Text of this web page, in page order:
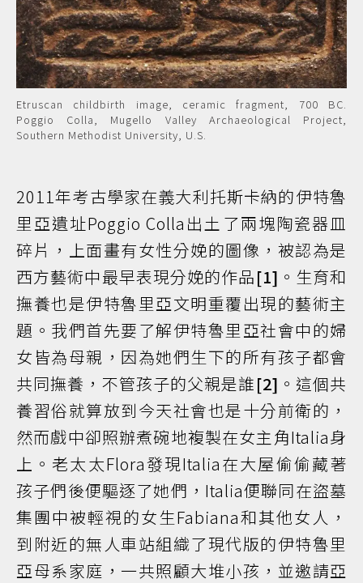
Etruscan childbirth image, ceramic fragment, 700 BC.
Poggio Colla, Mugello Valley Archaeological Project,
Southern Methodist University, U.S.
2011年考古學家在義大利托斯卡納的伊特魯
里亞遺址Poggio Colla出土了兩塊陶瓷器皿
碎片，上面畫有女性分娩的圖像，被認為是
西方藝術中最早表現分娩的作品[1] 。生育和
撫養也是伊特魯里亞文明重覆出現的藝術主
題。我們首先要了解伊特魯里亞社會中的婦
女皆為母親，因為她們生下的所有孩子都會
共同撫養，不管孩子的父親是誰[2] 。這個共
養習俗就算放到今天社會也是十分前衛的，
然而戲中卻照辦煮碗地複製在女主角Italia身
上。老太太Flora發現Italia在大屋偷偷藏著
孩子們後便驅逐了她們，Italia便聯同在盜墓
集團中被輕視的女生Fabiana和其他女人，
到附近的無人車站組織了現代版的伊特魯里
亞母系家庭，一共照顧大堆小孩，並邀請亞